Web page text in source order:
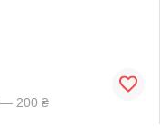
— 200 ₴